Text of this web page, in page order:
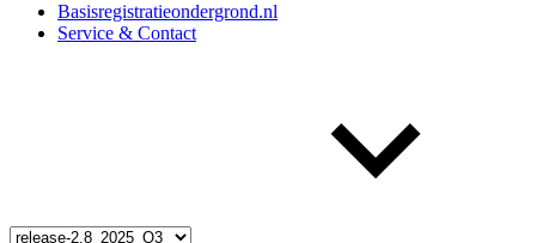
Basisregistratieondergrond.nl
Service & Contact